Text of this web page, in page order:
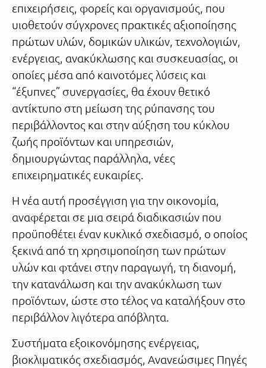
επιχειρήσεις, φορείς και οργανισμούς, που
υιοθετούν σύγχρονες πρακτικές αξιοποίησης
πρώτων υλών, δομικών υλικών, τεχνολογιών,
ενέργειας, ανακύκλωσης και συσκευασίας, οι
οποίες μέσα από καινοτόμες λύσεις και
“έξυπνες” συνεργασίες, θα έχουν θετικό
αντίκτυπο στη μείωση της ρύπανσης του
περιβάλλοντος και στην αύξηση του κύκλου
ζωής προϊόντων και υπηρεσιών,
δημιουργώντας παράλληλα, νέες
επιχειρηματικές ευκαιρίες.
Η νέα αυτή προσέγγιση για την οικονομία,
αναφέρεται σε μια σειρά διαδικασιών που
προϋποθέτει έναν κυκλικό σχεδιασμό, ο οποίος
ξεκινά από τη χρησιμοποίηση των πρώτων
υλών και φτάνει στην παραγωγή, τη διανομή,
την κατανάλωση και την ανακύκλωση των
προϊόντων, ώστε στο τέλος να καταλήξουν στο
περιβάλλον λιγότερα απόβλητα.
Συστήματα εξοικονόμησης ενέργειας,
βιοκλιματικός σχεδιασμός, Ανανεώσιμες Πηγές